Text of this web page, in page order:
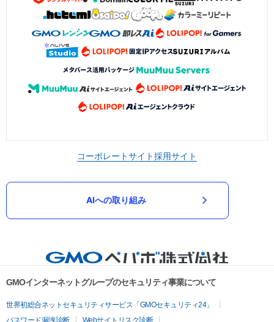
コーポレートサイト採用サイト
AIへの取り組み
GMOインターネットグループのセキュリティ事業について
世界初総合ネットセキュリティサービス「GMOセキュリティ24」
パスワード漏洩診断
Webサイトリスク診断